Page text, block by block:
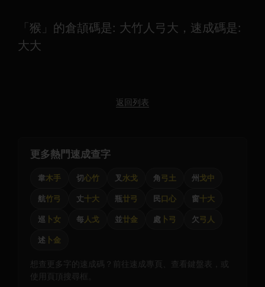
「猴」的倉頡碼是: 大竹人弓大，速成碼是:
大大
返回列表
更多熱門速成查字
韋木手 切心竹 叉 水戈 角弓土 州 戈中
航竹弓 丈十大 瓶廿弓 民口心 窗十大
巡 卜女 每人戈 並廿金 處 卜弓 欠弓人
述 卜金
想查更多字的速成碼？前往速成專頁、查看鍵盤表，或
使用頁頂搜尋框。